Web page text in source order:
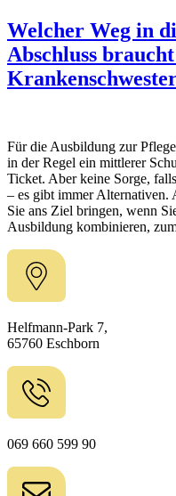
Welcher Weg in
Abschluss
Für die Ausbildung zur
in der Regel ein mittlerer
Ticket. Aber keine Sorge,
– es gibt immer Alternativen.
Sie ans Ziel bringen, wenn
Ausbildung kombinieren,
Helfmann-Park 7,
65760 Eschborn
069 660 599 90